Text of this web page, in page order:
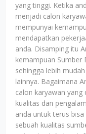
yang tinggi. Ketika
menjadi calon
mempunyai
mendapatkan
anda. Disamping itu
kemampuan Sumber
sehingga lebih
lainnya. Bagaimana
calon karyawan
kualitas dan
anda untuk terus
sebuah kualitas